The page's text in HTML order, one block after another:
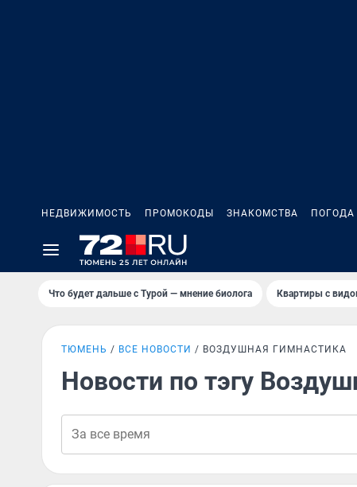
НЕДВИЖИМОСТЬ ПРОМОКОДЫ ЗНАКОМСТВА ПОГОДА
Что будет дальше с Турой — мнение биолога Квартиры с
ТЮМЕНЬ ВСЕ НОВОСТИ ВОЗДУШНАЯ ГИМНАСТИКА
Новости по тэгу